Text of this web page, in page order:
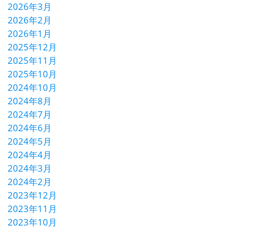
2026年3月
2026年2月
2026年1月
2025年12月
2025年11月
2025年10月
2024年10月
2024年8月
2024年7月
2024年6月
2024年5月
2024年4月
2024年3月
2024年2月
2023年12月
2023年11月
2023年10月